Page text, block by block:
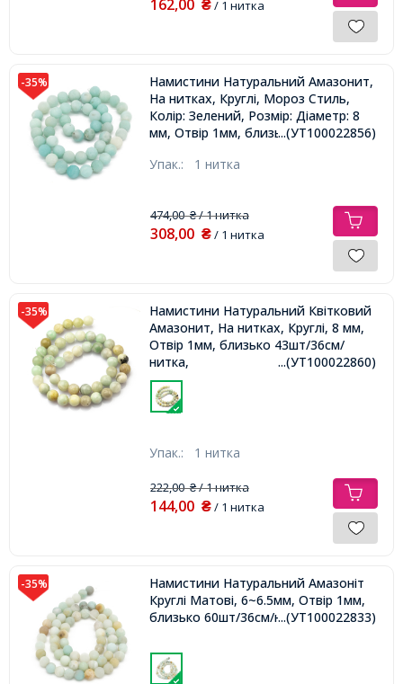
162,00 ₴/ 1 нитка
-35%
Намистини Натуральний Амазонит,
На нитках, Круглі, Мороз Стиль,
Колір: Зелений, Розмір: Діаметр: 8
мм, Отвір 1мм, близько 46шт / 40см
...(УТ100022856)
Упак.: 1 нитка
474,00₴/ 1 нитка
308,00 ₴/ 1 нитка
-35%
Намистини Натуральний Квітковий
Амазонит, На нитках, Круглі, 8 мм,
Отвір 1мм, близько 43шт/36см/
нитка,
...(УТ100022860)
Упак.: 1 нитка
222,00₴/ 1 нитка
144,00 ₴/ 1 нитка
-35%
Намистини Натуральний Амазоніт
Круглі Матові, 6~6.5мм, Отвір 1мм,
близько 60шт/36см/нитка,...(УТ100022833)